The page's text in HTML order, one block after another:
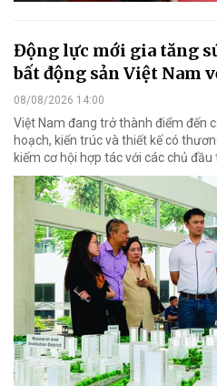
Động lực mới gia tăng
bất động sản Việt Nam
08/08/2026 14:00
Việt Nam đang trở thành điểm đến
hoạch, kiến trúc và thiết kế có
kiếm cơ hội hợp tác với các chủ